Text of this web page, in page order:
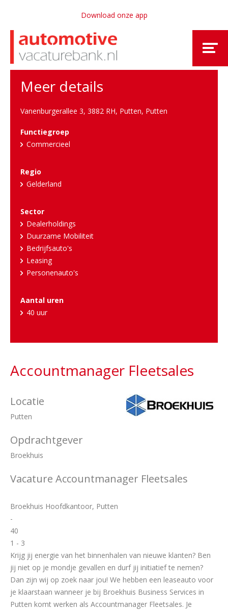
Download onze app
Meer details
Vanenburgerallee 3, 3882 RH, Putten, Putten
Functiegroep
Commercieel
Regio
Gelderland
Sector
Dealerholdings
Duurzame Mobiliteit
Bedrijfsauto's
Leasing
Personenauto's
Aantal uren
40 uur
Accountmanager Fleetsales
Locatie
Putten
Opdrachtgever
Broekhuis
Vacature Accountmanager Fleetsales
Broekhuis Hoofdkantoor, Putten
-
40
1 - 3
Krijg jij energie van het binnenhalen van nieuwe klanten? Ben
jij niet op je mondje gevallen en durf jij initiatief te nemen?
Dan zijn wij op zoek naar jou! We hebben een leaseauto voor
je klaarstaan wanneer je bij Broekhuis Business Services in
Putten komt werken als Accountmanager Fleetsales. Je